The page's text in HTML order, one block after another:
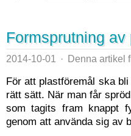
Formsprutning
2014-10-01 · Denna artikel
För att plastföremål ska
rätt sätt. När man får
som tagits fram knappt
genom att använda sig av